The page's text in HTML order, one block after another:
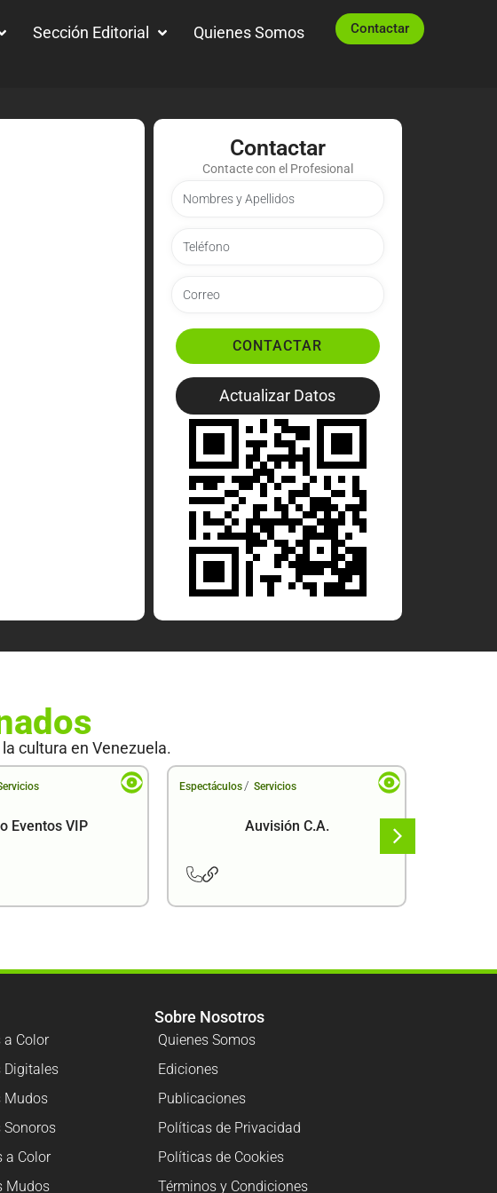
Sección Editorial Quienes Somos Contactar
Contactar
Contacte con el Profesional
CONTACTAR
Actualizar Datos
cultura en Venezuela.
Eventos VIP
Espectáculos / Servicios
Auvisión C.A.
a Color
Digitales
Mudos
Sonoros
a Color
Mudos
Sobre Nosotros
Quienes Somos
Ediciones
Publicaciones
Políticas de Privacidad
Políticas de Cookies
Términos y Condiciones